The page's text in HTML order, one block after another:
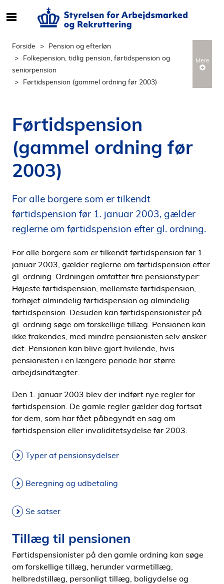
e
t
n
h
l
p
å
i
e
n
Forside
Pension og efterløn
Folkepension, tidlig pension, førtidspension og
seniorpension
Førtidspension (gammel ordning før 2003)
Førtidspension
(gammel ordning før
2003)
For alle borgere som er tilkendt
førtidspension før 1. januar 2003, gælder
reglerne om førtidspension efter gl. ordning.
For alle borgere som er tilkendt førtidspension før 1.
januar 2003, gælder reglerne om førtidspension efter
gl. ordning. Ordningen omfatter fire pensionstyper:
Højeste førtidspension, mellemste førtidspension,
forhøjet almindelig førtidspension og almindelig
førtidspension. Desuden kan førtidspensionister på
gl. ordning søge om forskellige tillæg. Pensionen kan
ikke frakendes, med mindre pensionisten selv ønsker
det. Pensionen kan blive gjort hvilende, hvis
pensionisten i en længere periode har større
arbejdsindtægter.
Den 1. januar 2003 blev der indført nye regler for
førtidspension. De gamle regler gælder dog fortsat
for dem, som har fået påbegyndt en sag om
førtidspension eller invaliditetsydelse før 2003.
Typer af pensionsydelser
Beregning og udbetaling
Se satser
Tillæg til pensionen
Førtidspensionister på den gamle ordning kan søge
om forskellige tillæg, herunder varmetillæg,
helbredstillæg, personligt tillæg, boligydelse og